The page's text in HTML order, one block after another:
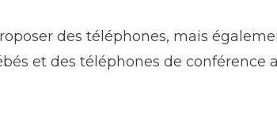
des téléphones, mais
et des téléphones de conférence